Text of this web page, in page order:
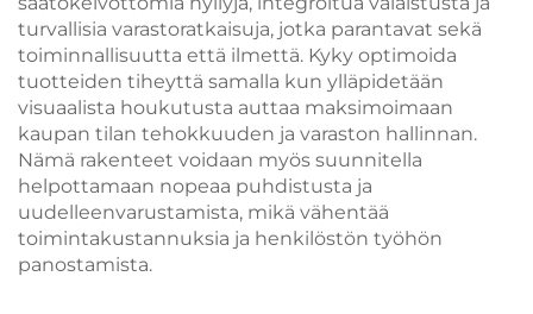
turvallisia varastoratkaisuja, jotka parantavat sekä
toiminnallisuutta että ilmettä. Kyky optimoida
tuotteiden tiheyttä samalla kun ylläpidetään
visuaalista houkutusta auttaa maksimoimaan
kaupan tilan tehokkuuden ja varaston hallinnan.
Nämä rakenteet voidaan myös suunnitella
helpottamaan nopeaa puhdistusta ja
uudelleenvarustamista, mikä vähentää
toimintakustannuksia ja henkilöstön työhön
panostamista.